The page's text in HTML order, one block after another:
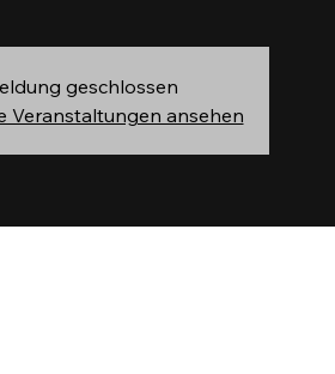
geschlossen
Veranstaltungen ansehen